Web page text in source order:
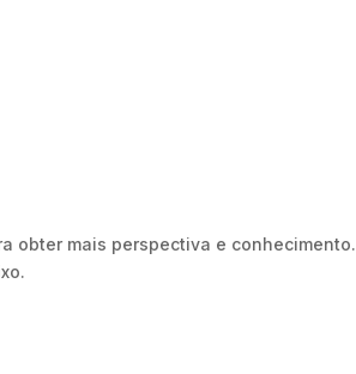
obter mais perspectiva e conhecimento.